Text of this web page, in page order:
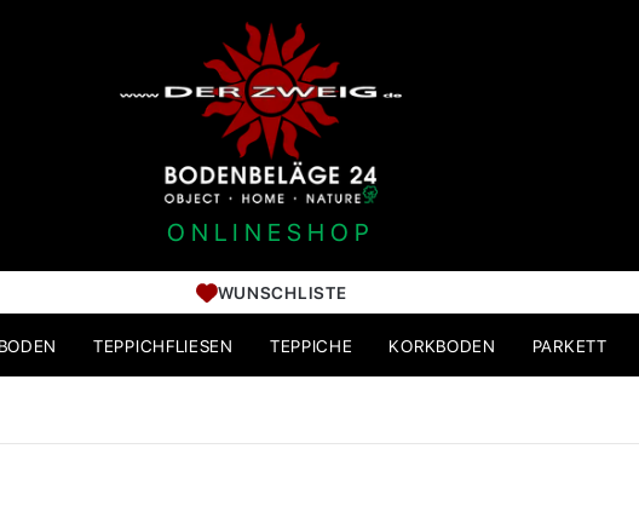
ONLINESHOP
WUNSCHLISTE
TEPPICHFLIESEN TEPPICHE KORKBODEN PARKETT